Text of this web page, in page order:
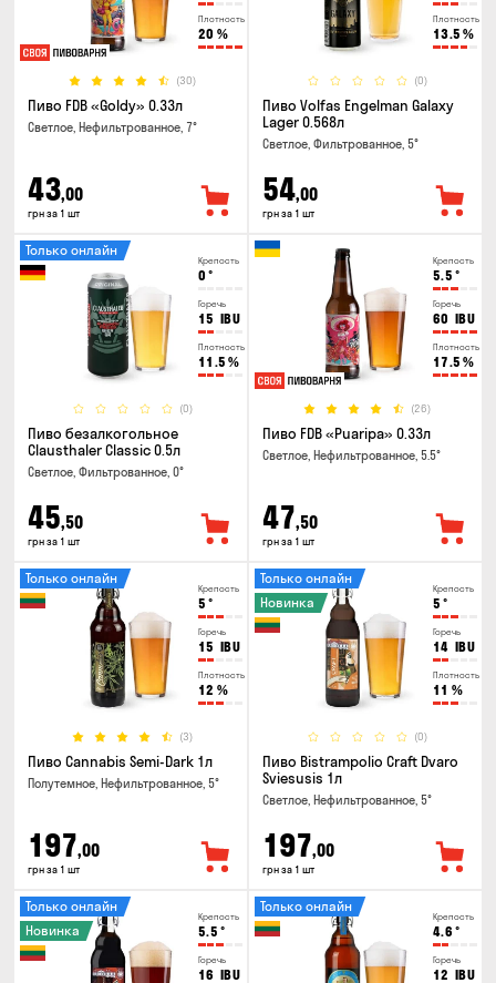
Плотность
20 %
(30)
Пиво FDB «Goldy» 0.33л
Светлое, Нефильтрованное, 7°
43,00
грн за 1 шт
Плотность
13.5 %
(0)
Пиво Volfas Engelman Galaxy
Lager 0.568л
Светлое, Фильтрованное, 5°
54,00
грн за 1 шт
Крепость
0 °
Горечь
15 IBU
Плотность
11.5 %
(0)
Только онлайн
Пиво безалкогольное
Clausthaler Classic 0.5л
Светлое, Фильтрованное, 0°
45,50
грн за 1 шт
Крепость
5.5 °
Горечь
60 IBU
Плотность
17.5 %
(26)
Пиво FDB «Puaripa» 0.33л
Светлое, Нефильтрованное, 5.5°
47,50
грн за 1 шт
Крепость
5 °
Горечь
15 IBU
Плотность
12 %
(3)
Только онлайн
Пиво Cannabis Semi-Dark 1л
Полутемное, Нефильтрованное, 5°
197,00
грн за 1 шт
Крепость
5 °
Горечь
14 IBU
Плотность
11 %
(0)
Только онлайн
Новинка
Пиво Bistrampolio Craft Dvaro
Sviesusis 1л
Светлое, Нефильтрованное, 5°
197,00
грн за 1 шт
Крепость
5.5 °
Горечь
16 IBU
Только онлайн
Новинка
Крепость
4.6 °
Горечь
12 IBU
Только онлайн